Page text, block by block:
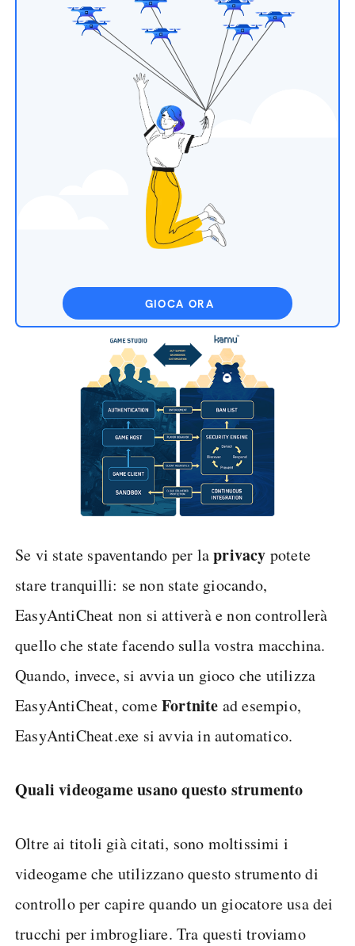
GIOCA ORA
Se vi state spaventando per laprivacy potete
stare tranquilli: se non state giocando,
EasyAntiCheat non si attiverà e non controllerà
quello che state facendo sulla vostra macchina.
Quando, invece, si avvia un gioco che utilizza
EasyAntiCheat, comeFortnite ad esempio,
EasyAntiCheat.exe si avvia in automatico.
Quali videogame usano questo strumento
Oltre ai titoli già citati, sono moltissimi i
videogame che utilizzano questo strumento di
controllo per capire quando un giocatore usa dei
trucchi per imbrogliare. Tra questi troviamo